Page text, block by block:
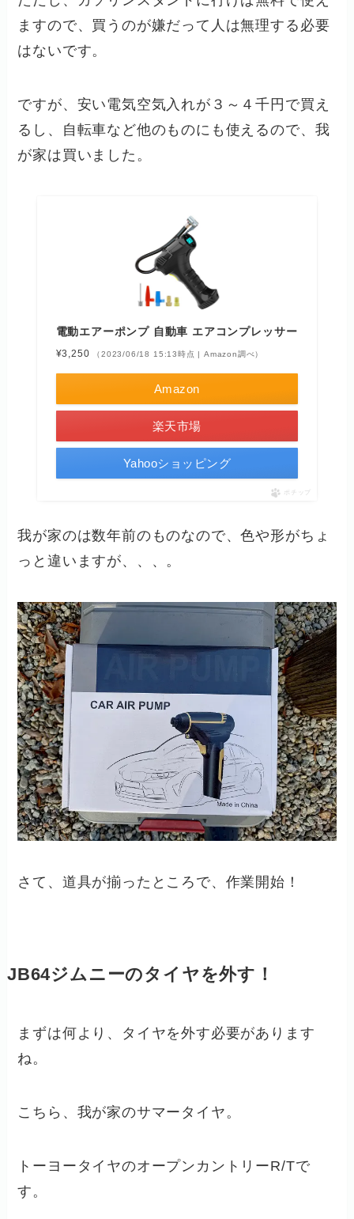
ますので、買うのが嫌だって人は無理する必要
はないです。
ですが、安い電気空気入れが３～４千円で買え
るし、自転車など他のものにも使えるので、我
が家は買いました。
電動エアーポンプ 自動車 エアコンプレッサー
¥3,250 （2023/06/18 15:13時点 | Amazon調べ）
Amazon
楽天市場
Yahooショッピング
ポチップ
我が家のは数年前のものなので、色や形がちょ
っと違いますが、、、。
さて、道具が揃ったところで、作業開始！
JB64ジムニーのタイヤを外す！
まずは何より、タイヤを外す必要があります
ね。
こちら、我が家のサマータイヤ。
トーヨータイヤのオープンカントリーR/Tで
す。